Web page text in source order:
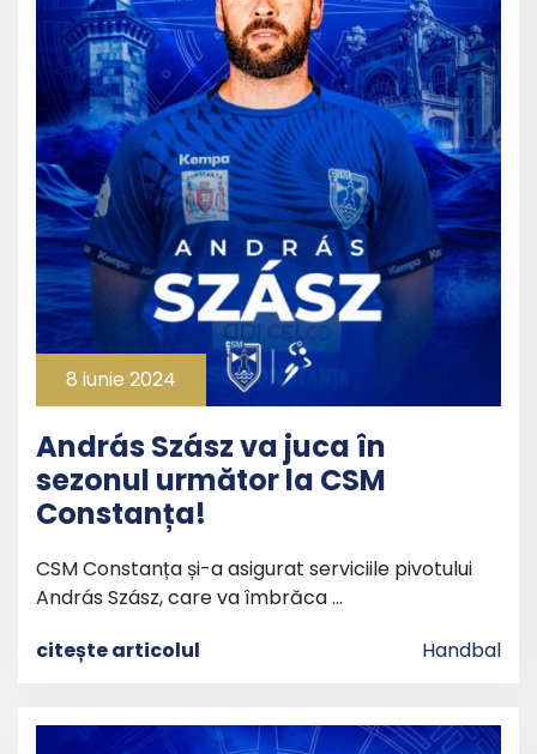
8 iunie 2024
András Szász va juca în
sezonul următor la CSM
Constanța!
CSM Constanța și-a asigurat serviciile pivotului
András Szász, care va îmbrăca …
citește articolul
Handbal